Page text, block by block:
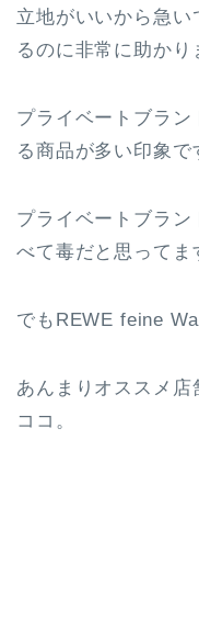
立地がいいから急
るのに非常に助かり
プライベートブラン
る商品が多い印象で
プライベートブラ
べて毒だと思ってま
でもREWE feine
あんまりオススメ店
ココ。